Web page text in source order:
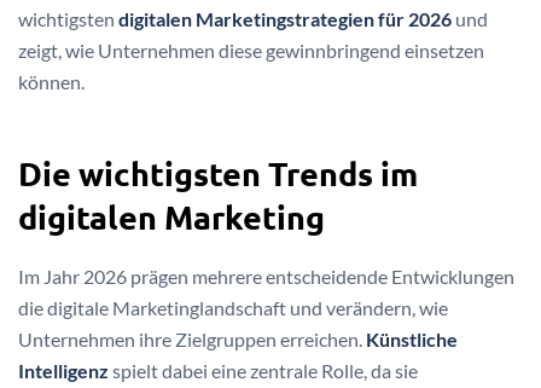
wichtigsten digitalen Marketingstrategien für 2026 und
zeigt, wie Unternehmen diese gewinnbringend einsetzen
können.
Die wichtigsten Trends im
digitalen Marketing
Im Jahr 2026 prägen mehrere entscheidende Entwicklungen
die digitale Marketinglandschaft und verändern, wie
Unternehmen ihre Zielgruppen erreichen. Künstliche
Intelligenz spielt dabei eine zentrale Rolle, da sie